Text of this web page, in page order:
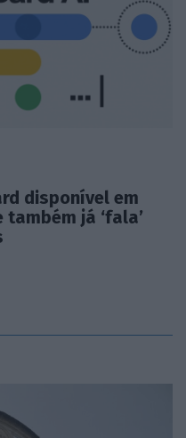
disponível em
já ‘fala’